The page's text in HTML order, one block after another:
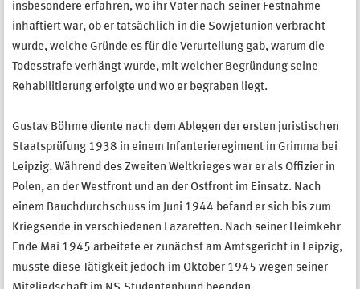
insbesondere erfahren, wo ihr Vater nach seiner Festnahme
inhaftiert war, ob er tatsächlich in die Sowjetunion verbracht
wurde, welche Gründe es für die Verurteilung gab, warum die
Todesstrafe verhängt wurde, mit welcher Begründung seine
Rehabilitierung erfolgte und wo er begraben liegt.
Gustav Böhme diente nach dem Ablegen der ersten juristischen
Staatsprüfung 1938 in einem Infanterieregiment in Grimma bei
Leipzig. Während des Zweiten Weltkrieges war er als Offizier in
Polen, an der Westfront und an der Ostfront im Einsatz. Nach
einem Bauchdurchschuss im Juni 1944 befand er sich bis zum
Kriegsende in verschiedenen Lazaretten. Nach seiner Heimkehr
Ende Mai 1945 arbeitete er zunächst am Amtsgericht in Leipzig,
musste diese Tätigkeit jedoch im Oktober 1945 wegen seiner